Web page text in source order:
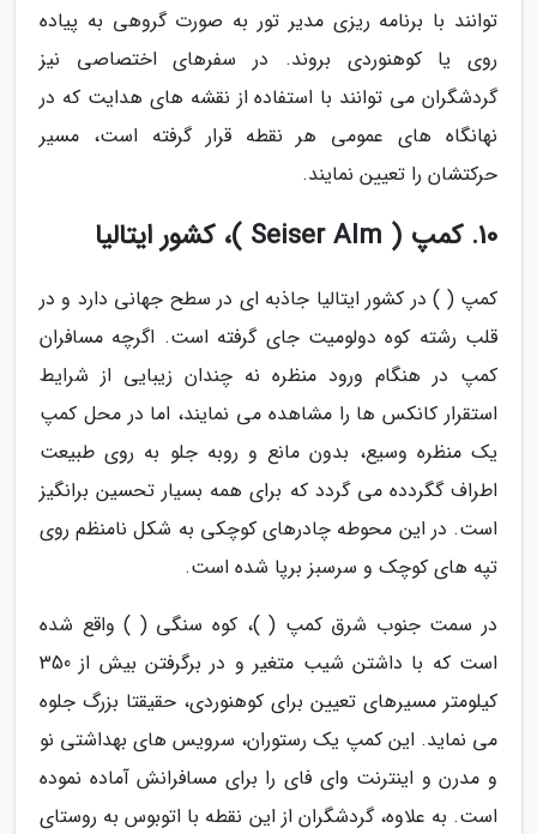
توانند با برنامه ریزی مدیر تور به صورت گروهی به پیاده
روی یا کوهنوردی بروند. در سفرهای اختصاصی نیز
گردشگران می توانند با استفاده از نقشه های هدایت که در
نهانگاه های عمومی هر نقطه قرار گرفته است، مسیر
حرکتشان را تعیین نمایند.
10. کمپ ( Seiser Alm )، کشور ایتالیا
کمپ ( ) در کشور ایتالیا جاذبه ای در سطح جهانی دارد و در
قلب رشته کوه دولومیت جای گرفته است. اگرچه مسافران
کمپ در هنگام ورود منظره نه چندان زیبایی از شرایط
استقرار کانکس ها را مشاهده می نمایند، اما در محل کمپ
یک منظره وسیع، بدون مانع و روبه جلو به روی طبیعت
اطراف گگردده می گردد که برای همه بسیار تحسین برانگیز
است. در این محوطه چادرهای کوچکی به شکل نامنظم روی
تپه های کوچک و سرسبز برپا شده است.
در سمت جنوب شرق کمپ ( )، کوه سنگی ( ) واقع شده
است که با داشتن شیب متغیر و در برگرفتن بیش از 350
کیلومتر مسیرهای تعیین برای کوهنوردی، حقیقتا بزرگ جلوه
می نماید. این کمپ یک رستوران، سرویس های بهداشتی نو
و مدرن و اینترنت وای فای را برای مسافرانش آماده نموده
است. به علاوه، گردشگران از این نقطه با اتوبوس به روستای